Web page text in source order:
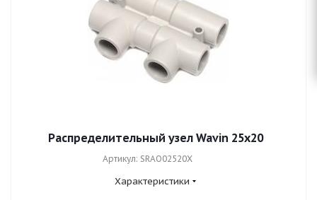
Распределительный узел Wavin 25x20
Артикул: SRAO02520X
Характеристики